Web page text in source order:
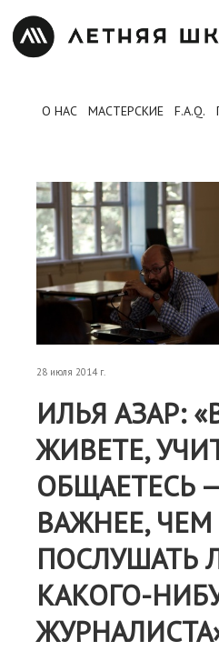
О НАС МАСТЕРСКИЕ F.A.Q.
28 июля 2014 г.
ИЛЬЯ АЗАР:
ЖИВЕТЕ,
ОБЩАЕТЕСЬ
ВАЖНЕЕ, ЧЕМ
ПОСЛУШАТЬ
КАКОГО-